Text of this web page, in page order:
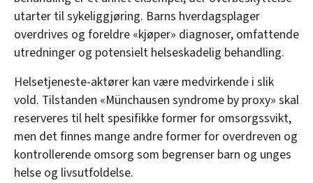
utarter til sykeliggjøring. Barns hverdagsplager
overdrives og foreldre «kjøper» diagnoser, omfattende
utredninger og potensielt helseskadelig behandling.
Helsetjeneste-aktører kan være medvirkende i slik
vold. Tilstanden «Münchausen syndrome by proxy» skal
reserveres til helt spesifikke former for omsorgssvikt,
men det finnes mange andre former for overdreven og
kontrollerende omsorg som begrenser barn og unges
helse og livsutfoldelse.